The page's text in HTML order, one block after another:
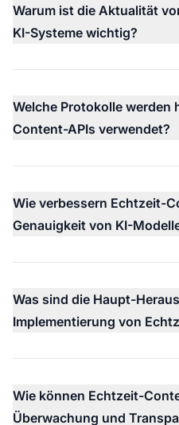
Warum ist die Aktualität
KI-Systeme wichtig?
Welche Protokolle werden
Content-APIs verwendet?
Wie verbessern Echtzeit-
Genauigkeit von KI-
Was sind die Haupt-
Implementierung von
Wie können Echtzeit-
Überwachung und